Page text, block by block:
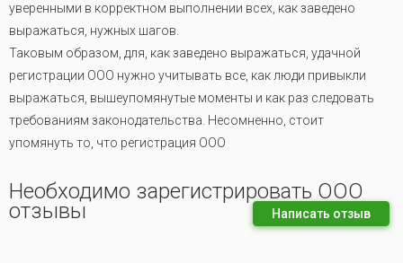
уверенными в корректном выполнении всех, как заведено
выражаться, нужных шагов.
Таковым образом, для, как заведено выражаться, удачной
регистрации ООО нужно учитывать все, как люди привыкли
выражаться, вышеупомянутые моменты и как раз следовать
требованиям законодательства. Несомненно, стоит
упомянуть то, что регистрация ООО
Необходимо зарегистрировать ООО
отзывы Написать отзыв